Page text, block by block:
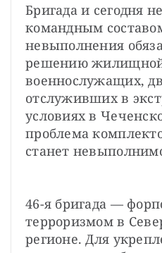
Бригада и сегодня
командным
невыполнения
решению
военнослужащих,
отслуживших в
условиях в
проблема
станет
46-я бригада —
терроризмом в
регионе. Для